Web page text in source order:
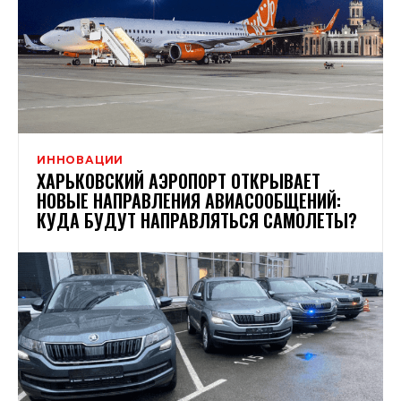
ИННОВАЦИИ
ХАРЬКОВСКИЙ АЭРОПОРТ ОТКРЫВАЕТ
НОВЫЕ НАПРАВЛЕНИЯ АВИАСООБЩЕНИЙ:
КУДА БУДУТ НАПРАВЛЯТЬСЯ САМОЛЕТЫ?